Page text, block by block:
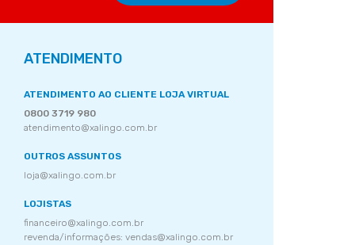
ATENDIMENTO
ATENDIMENTO AO CLIENTE LOJA VIRTUAL
0800 3719 980
atendimento@xalingo.com.br
OUTROS ASSUNTOS
loja@xalingo.com.br
LOJISTAS
financeiro@xalingo.com.br
revenda/informações: vendas@xalingo.com.br